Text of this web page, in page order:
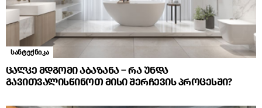
სანტექნიკა
ცალკე მდგომი აბაზანა – რა უნდა
გავითვალისწინოთ მისი შერჩევის პროცესში?